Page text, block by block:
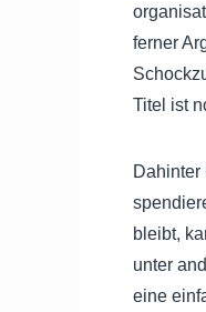
ferner
Titel ist
Dahinter
bleibt,
unter
eine